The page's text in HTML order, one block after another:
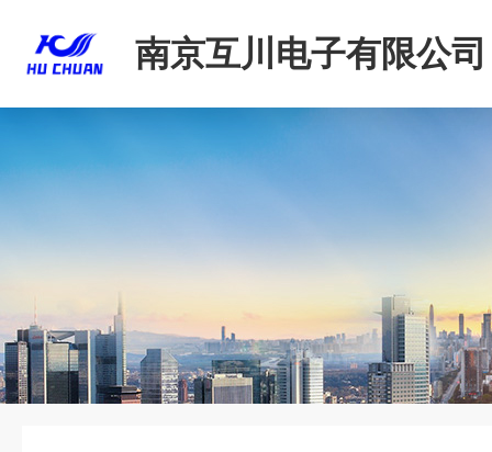
南京互川电子有限公司